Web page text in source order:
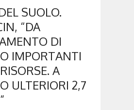
SUOLO.
“DA
DI
IMPORTANTI
A
ULTERIORI 2,7